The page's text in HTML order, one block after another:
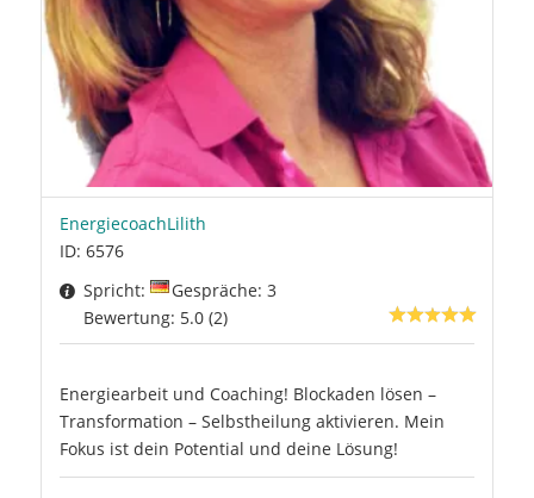
EnergiecoachLilith
ID: 6576
Spricht:
Gespräche: 3
Bewertung: 5.0 (2)
Energiearbeit und Coaching! Blockaden lösen –
Transformation – Selbstheilung aktivieren. Mein
Fokus ist dein Potential und deine Lösung!